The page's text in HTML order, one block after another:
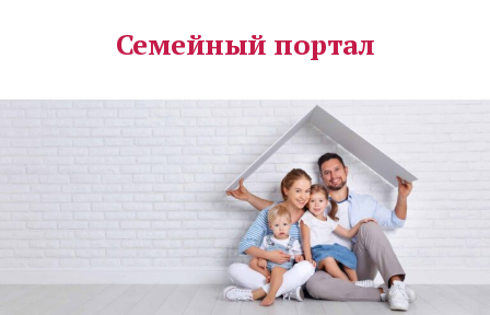
Семейный портал